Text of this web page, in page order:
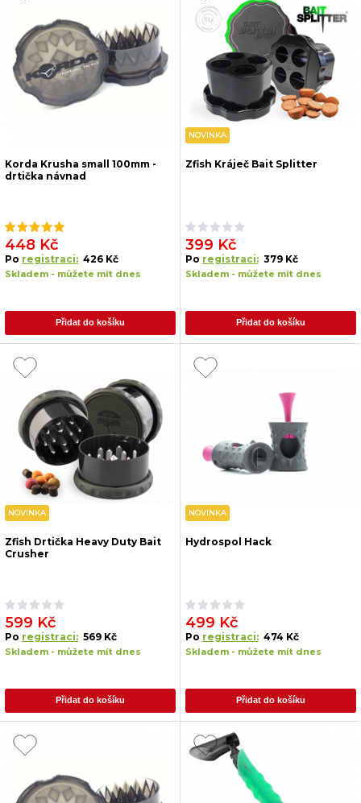
Korda Krusha small 100mm -
drtička návnad
448 Kč
Po registraci: 426 Kč
Skladem - můžete mít dnes
Přidat do košíku
NOVINKA
Zfish Kráječ Bait Splitter
399 Kč
Po registraci: 379 Kč
Skladem - můžete mít dnes
Přidat do košíku
NOVINKA
Zfish Drtička Heavy Duty Bait
Crusher
599 Kč
Po registraci: 569 Kč
Skladem - můžete mít dnes
Přidat do košíku
NOVINKA
Hydrospol Hack
499 Kč
Po registraci: 474 Kč
Skladem - můžete mít dnes
Přidat do košíku